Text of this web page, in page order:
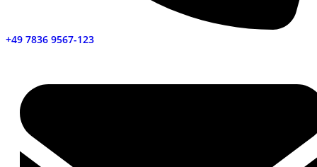
+49 7836 9567-123